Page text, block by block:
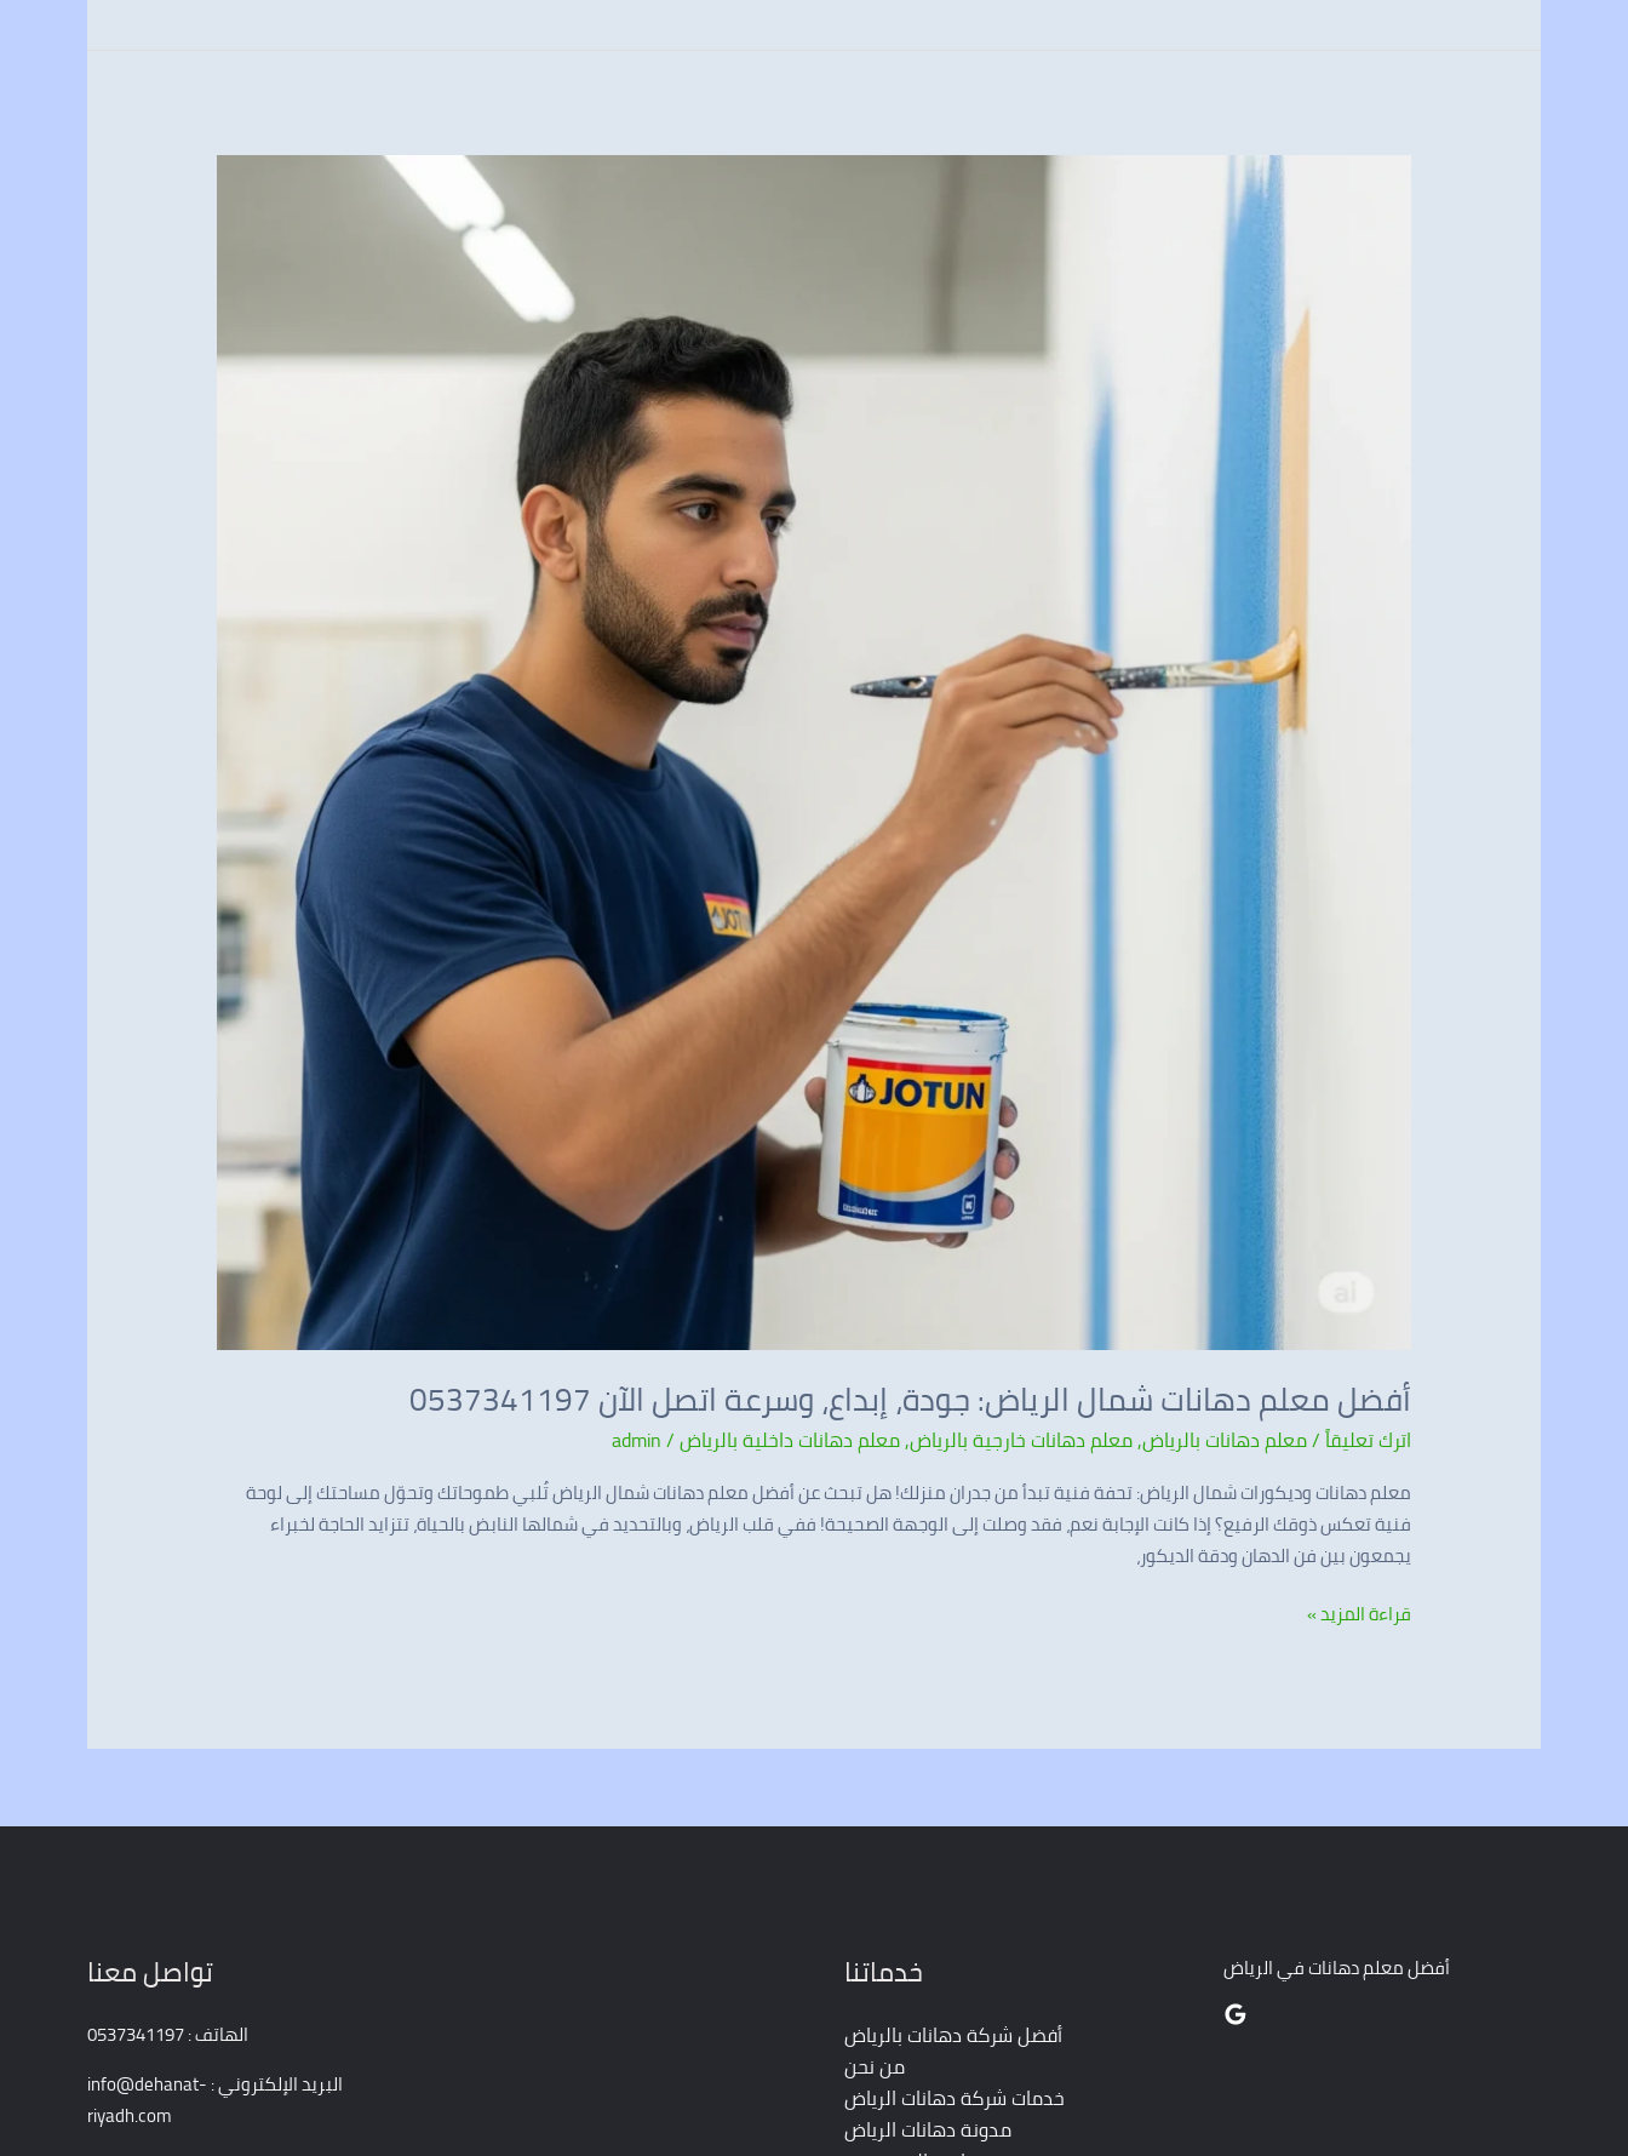
أفضل معلم دهانات شمال الرياض: جودة، إبداع، وسرعة اتصل الآن 0537341197
اترك تعليقاً/معلم دهانات بالرياض,معلم دهانات خارجية بالرياض,معلم دهانات داخلية بالرياض/
admin
معلم دهانات وديكورات شمال الرياض: تحفة فنية تبدأ من جدران منزلك! هل تبحث عن أفضل معلم دهانات شمال الرياض تُلبي طموحاتك وتحوّل مساحتك إلى لوحة
فنية تعكس ذوقك الرفيع؟ إذا كانت الإجابة نعم، فقد وصلت إلى الوجهة الصحيحة! ففي قلب الرياض، وبالتحديد في شمالها النابض بالحياة، تتزايد الحاجة لخبراء
يجمعون بين فن الدهان ودقة الديكور،
قراءة المزيد »
أفضل معلم دهانات في الرياض خدماتنا
أفضل شركة دهانات بالرياض
من نحن
خدمات شركة دهانات الرياض
مدونة دهانات الرياض
تواصل معنا
الهاتف : 0537341197
البريد الإلكتروني : info@dehanat-
riyadh.com